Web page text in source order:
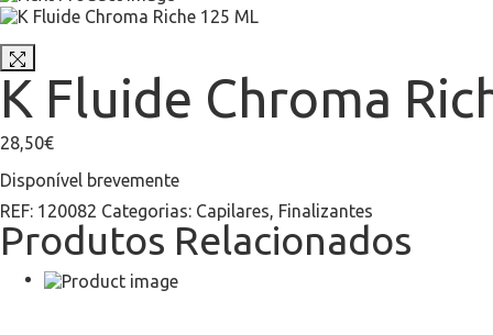
K Fluide Chroma
28,50€
Disponível brevemente
REF: 120082 Categorias: Capilares, Finalizantes
Produtos Relacionados